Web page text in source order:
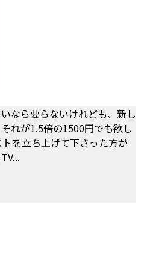
なら要らないけれども、新し
れが1.5倍の1500円でも欲し
を立ち上げて下さった方が